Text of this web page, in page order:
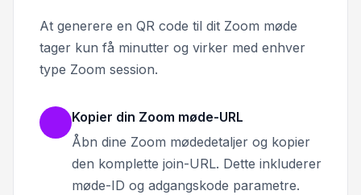
At generere en QR code til dit Zoom møde
tager kun få minutter og virker med enhver
type Zoom session.
Kopier din Zoom møde-URL
Åbn dine Zoom mødedetaljer og kopier
den komplette join-URL. Dette inkluderer
møde-ID og adgangskode parametre.